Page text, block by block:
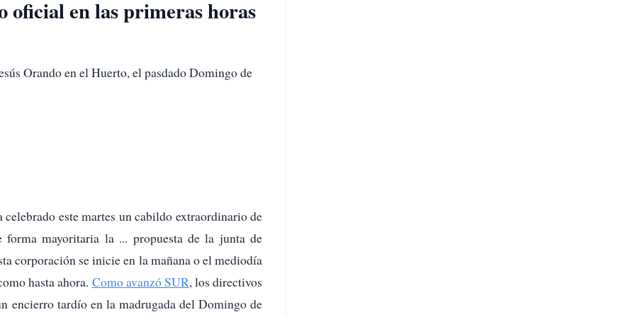
en las primeras horas
Orando en el Huerto, el pasdado Domingo de
este martes un cabildo extraordinario de
forma mayoritaria la ... propuesta de la junta de
corporación se inicie en la mañana o el mediodía
hasta ahora. Como avanzó SUR, los directivos
encierro tardío en la madrugada del Domingo de